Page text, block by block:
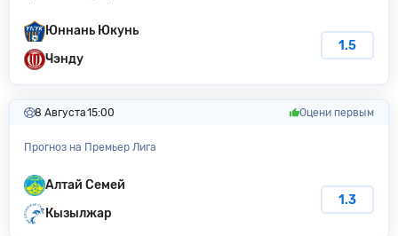
Юннань Юкунь
Чэнду
1.5
8 Августа15:00 Оцени первым
Прогноз на Премьер Лига
Алтай Семей
Кызылжар
1.3